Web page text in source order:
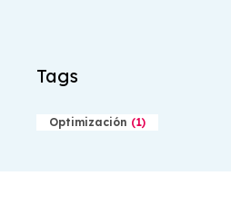
Tags
Optimización (1)